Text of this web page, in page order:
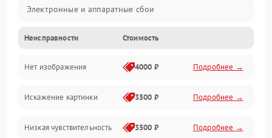
Электронные и аппаратные сбои
Неисправности сенсора и оптики
Программные ошибки
Электропитание
Измерения
Неисправности Стоимость
Нет изображения 4000 ₽ Подробнее →
Искажение картинки 3500 ₽ Подробнее →
Низкая чувствительность 3500 ₽ Подробнее →